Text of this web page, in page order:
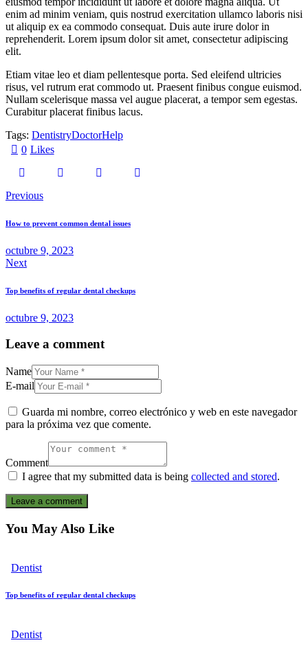
enim ad minim veniam, quis nostrud exercitation ullamco laboris nisi
ut aliquip ex ea commodo consequat. Duis aute irure dolor in
reprehenderit. Lorem ipsum dolor sit amet, consectetur adipiscing
elit.
Etiam vitae leo et diam pellentesque porta. Sed eleifend ultricies
risus, vel rutrum erat commodo ut. Praesent finibus congue euismod.
Nullam scelerisque massa vel augue placerat, a tempor sem egestas.
Curabitur placerat finibus lacus.
Tags: DentistryDoctorHelp
0 Likes
Previous
How to prevent common dental issues
octubre 9, 2023
Next
Top benefits of regular dental checkups
octubre 9, 2023
Leave a comment
Name
E-mail
Guarda mi nombre, correo electrónico y web en este navegador
para la próxima vez que comente.
Comment
I agree that my submitted data is being collected and stored.
You May Also Like
Dentist
Top benefits of regular dental checkups
Dentist